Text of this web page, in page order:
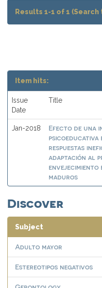
Results 1-1 of 1
Item hits:
Issue
Date
Title
Jan-2018
Efecto de una
psicoeducativa
respuestas
adaptación al
maduros
Discover
Subject
Adulto mayor
Estereotipos negativos